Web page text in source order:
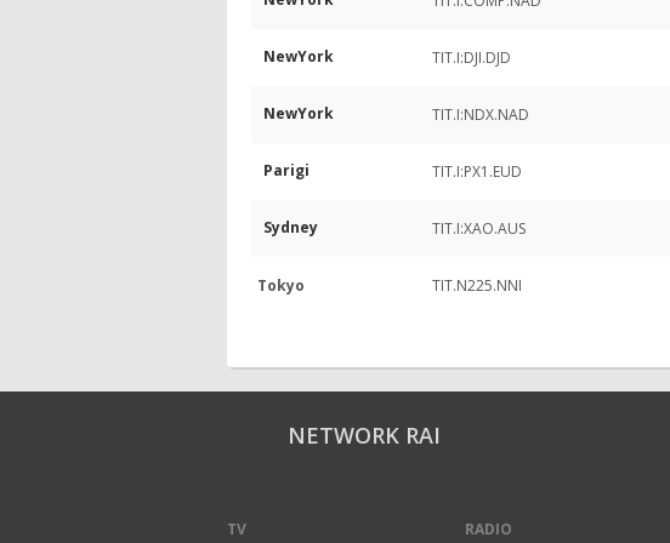
NewYork TIT.I:DJI.DJD
NewYork TIT.I:NDX.NAD
Parigi TIT.I:PX1.EUD
Sydney TIT.I:XAO.AUS
Tokyo TIT.N225.NNI
NETWORK RAI
TV RADIO